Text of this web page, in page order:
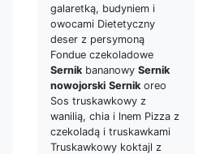
galaretką, budyniem i
owocami Dietetyczny
deser z persymoną
Fondue czekoladowe
Sernikbananowy Sernik
nowojorski Sernikoreo
Sos truskawkowy z
wanilią, chia i lnem Pizza z
czekoladą i truskawkami
Truskawkowy koktajl z